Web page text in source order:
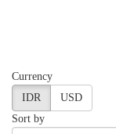
Currency
IDR
USD
Sort by